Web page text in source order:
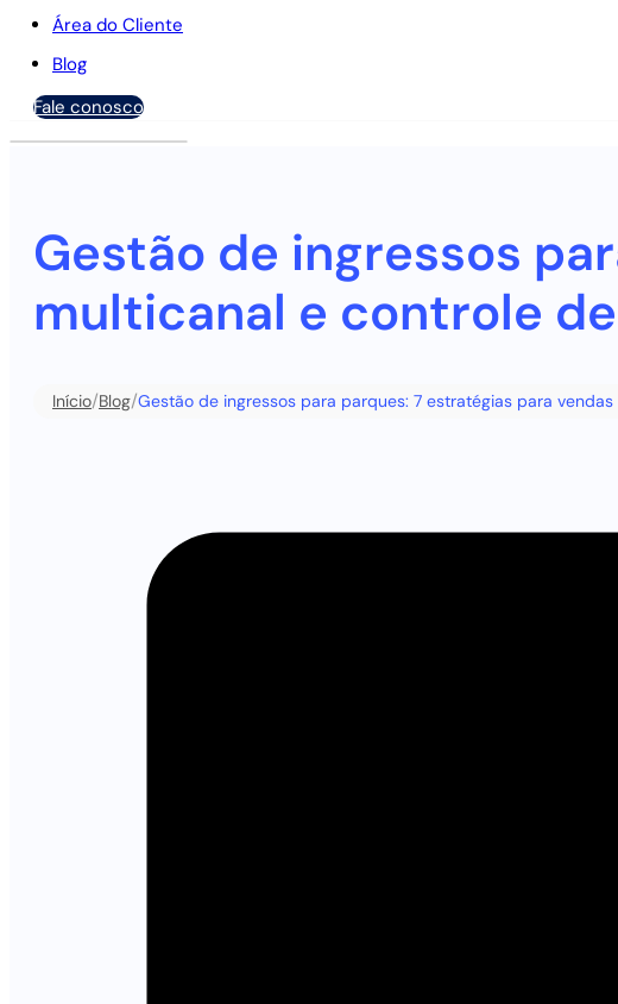
Área do Cliente
Blog
Fale conosco
Gestão de ingressos
multicanal e controle
Início/Blog/Gestão de ingressos para parques: 7 estratégias para